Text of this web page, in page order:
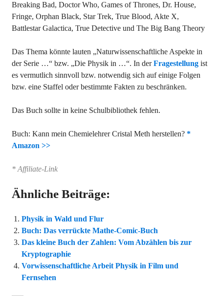
Breaking Bad, Doctor Who, Games of Thrones, Dr. House,
Fringe, Orphan Black, Star Trek, True Blood, Akte X,
Battlestar Galactica, True Detective und The Big Bang Theory
Das Thema könnte lauten „Naturwissenschaftliche Aspekte in
der Serie …“ bzw. „Die Physik in …“. In derFragestellung ist
es vermutlich sinnvoll bzw. notwendig sich auf einige Folgen
bzw. eine Staffel oder bestimmte Fakten zu beschränken.
Das Buch sollte in keine Schulbibliothek fehlen.
Buch: Kann mein Chemielehrer Cristal Meth herstellen? *
Amazon >>
* Affiliate-Link
Ähnliche Beiträge:
Physik in Wald und Flur
Buch: Das verrückte Mathe-Comic-Buch
Das kleine Buch der Zahlen: Vom Abzählen bis zur
Kryptographie
Vorwissenschaftliche Arbeit Physik in Film und
Fernsehen